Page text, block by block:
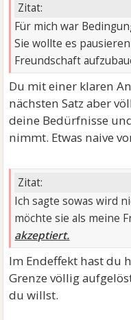
Zitat:
Für mich war
Sie wollte es
Freundschaft
Du mit einer klaren
nächsten Satz aber
deine Bedürfnisse
nimmt. Etwas naive
Zitat:
Ich sagte sowas wird
möchte sie als meine
akzeptiert.
Im Endeffekt hast du
Grenze völlig
du willst.